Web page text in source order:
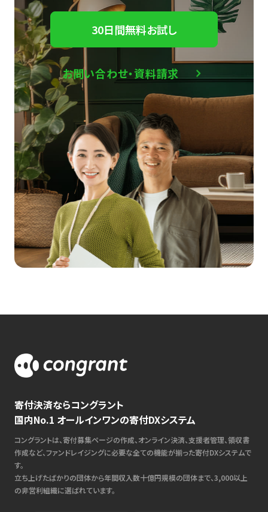
30日間無料お試し
お問い合わせ・資料請求
寄付決済ならコングラント
国内No.1 オールインワンの寄付DXシステム
コングラントは、寄付募集ページの作成、オンライン決済、支援者管理、領収書
作成など、ファンドレイジングに必要な全ての機能が揃った寄付DXシステムで
す。
立ち上げたばかりの団体から年間収入数十億円規模の団体まで、3,000以上
の非営利組織に選ばれています。